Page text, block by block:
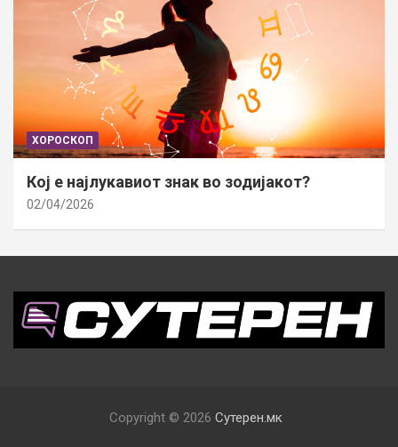
ХОРОСКОП
Кој е најлукавиот знак во зодијакот?
02/04/2026
Copyright © 2026 Сутерен.мк